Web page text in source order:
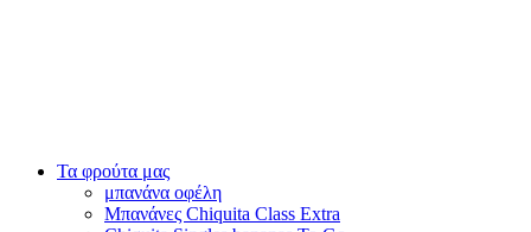
Τα φρούτα μας
μπανάνα οφέλη
Μπανάνες Chiquita Class Extra